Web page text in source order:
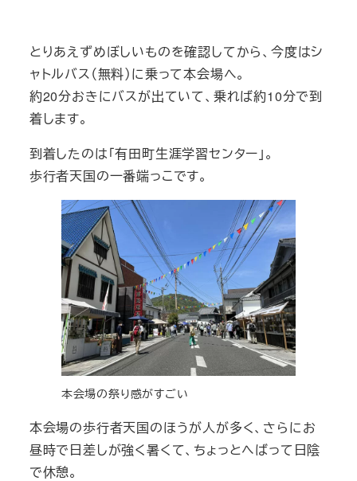
とりあえずめぼしいものを確認してから、今度はシ
ャトルバス（無料）に乗って本会場へ。
約20分おきにバスが出ていて、乗れば約10分で到
着します。
到着したのは「有田町生涯学習センター」。
歩行者天国の一番端っこです。
本会場の祭り感がすごい
本会場の歩行者天国のほうが人が多く、さらにお
昼時で日差しが強く暑くて、ちょっとへばって日陰
で休憩。